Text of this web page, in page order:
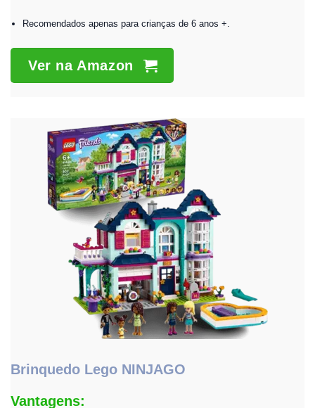
Recomendados apenas para crianças de 6 anos +.
Ver na Amazon
Brinquedo Lego NINJAGO
Vantagens: